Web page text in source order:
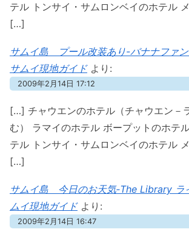
テル トンサイ・サムロンベイのホテル
[…]
サムイ島 プール改装あり-バナナファ
サムイ現地ガイド より:
2009年2月14日 17:12
[…] チャウエンのホテル（チャウエン－
む） ラマイのホテル ボープットのホテ
テル トンサイ・サムロンベイのホテル
[…]
サムイ島 今日のお天気‐The Library ラ
ムイ現地ガイド より:
2009年2月14日 16:47